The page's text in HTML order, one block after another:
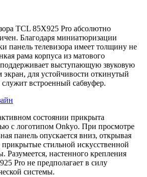
TCL 85X925 Pro абсолютно
Благодаря миниатюризации
панель телевизора имеет толщину не
рама корпуса из матового
выступающую звуковую
экран, для устойчивости откинутый
встроенный сабвуфер.
состоянии прикрыта
с логотипом Onkyo. При просмотре
панель опускается вниз, открывая
прикрытые стильной искусственной
настенного крепления
Pro не предполагает в силу
системы.